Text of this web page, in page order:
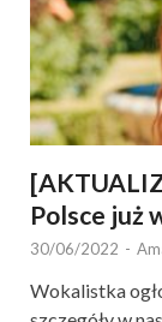
Polsce już
30/06/2022 -
Wokalistka